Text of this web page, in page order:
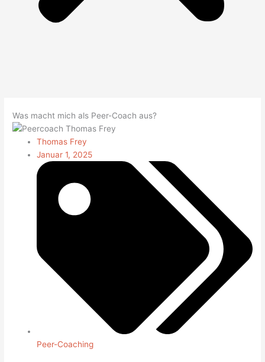
Was macht mich als Peer-Coach aus?
Thomas Frey
Januar 1, 2025
Peer-Coaching